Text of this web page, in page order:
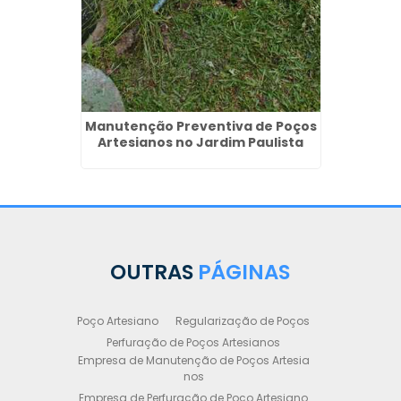
Manutenção Preventiva de Poços
Artesianos no Jardim Paulista
OUTRAS PÁGINAS
Poço Artesiano
Regularização de Poços
Perfuração de Poços Artesianos
Empresa de Manutenção de Poços Artesia
nos